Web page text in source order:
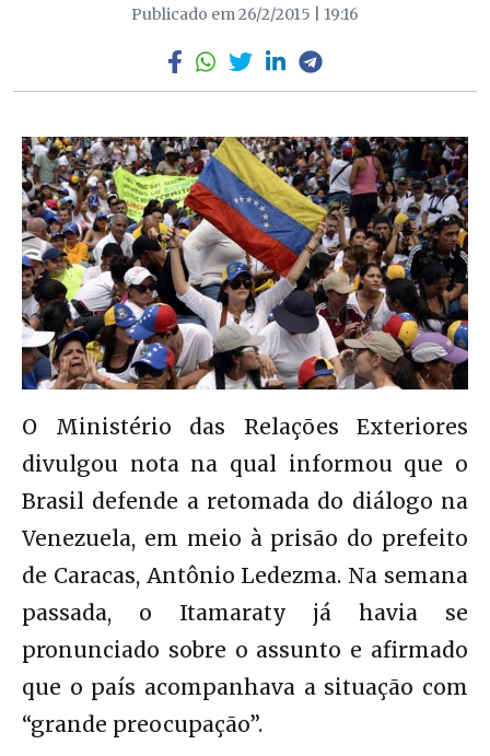
Publicado em 26/2/2015 | 19:16
O Ministério das Relações Exteriores
divulgou nota na qual informou que o
Brasil defende a retomada do diálogo na
Venezuela, em meio à prisão do prefeito
de Caracas, Antônio Ledezma. Na semana
passada, o Itamaraty já havia se
pronunciado sobre o assunto e afirmado
que o país acompanhava a situação com
“grande preocupação”.